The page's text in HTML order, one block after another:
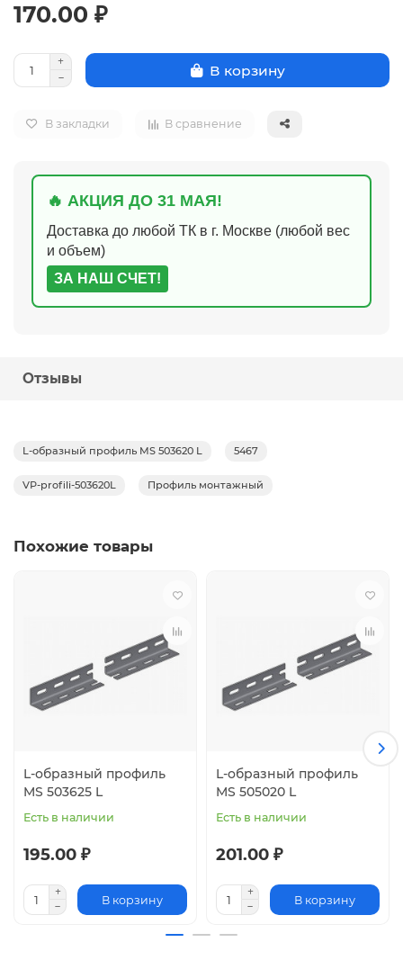
170.00 ₽
В корзину
В закладки В сравнение
🔥 АКЦИЯ ДО 31 МАЯ!
Доставка до любой ТК в г. Москве (любой вес
и объем)
ЗА НАШ СЧЕТ!
Отзывы
L-образный профиль MS 503620 L 5467
VP-profili-503620L Профиль монтажный
Похожие товары
L-образный профиль
MS 503625 L
Есть в наличии
195.00 ₽
В корзину
L-образный профиль
MS 505020 L
Есть в наличии
201.00 ₽
В корзину